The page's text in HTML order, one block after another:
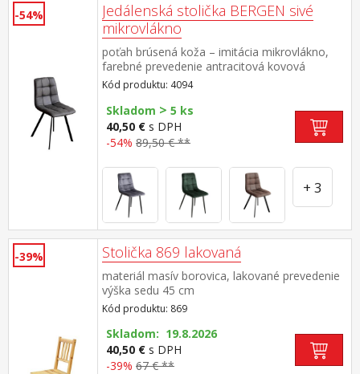
-54%
Jedálenská stolička BERGEN sivé
mikrovlákno
poťah brúsená koža – imitácia mikrovlákno,
farebné prevedenie antracitová kovová
konštrukcia, farebné prevedenie čierna výška
sedu 51 cm
Kód produktu: 4094
Skladom > 5 ks
40,50 € s DPH
-54% 89,50 € **
+ 3
-39% Stolička 869 lakovaná
materiál masív borovica, lakované prevedenie
výška sedu 45 cm
Kód produktu: 869
Skladom: 19.8.2026
40,50 € s DPH
-39% 67 € **